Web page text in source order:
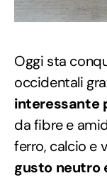
Oggi sta
occidentali
interessante
da fibre e
ferro, calcio e
gusto neutro